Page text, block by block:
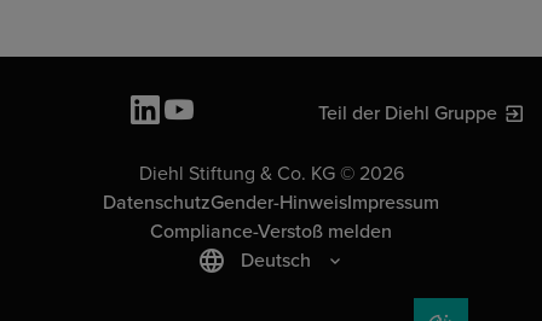
Teil der Diehl Gruppe
Diehl Stiftung & Co. KG © 2026
DatenschutzGender-HinweisImpressum
Compliance-Verstoß melden
Deutsch